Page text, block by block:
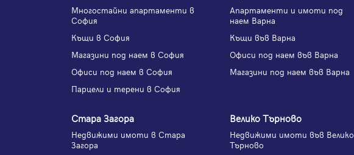
Многостайни апартаменти в
София
Къщи в София
Магазини под наем в София
Офиси под наем в София
Парцели и терени в София
Апартаменти и имоти под
наем Варна
Къщи във Варна
Офиси под наем във Варна
Магазини под наем във Варна
Стара Загора
Недвижими имоти в Стара
Загора
Велико Търново
Недвижими имоти във Велико
Търново